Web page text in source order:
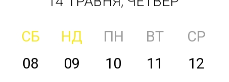
СБ НД ПН ВТ СР
08 09 10 11 12